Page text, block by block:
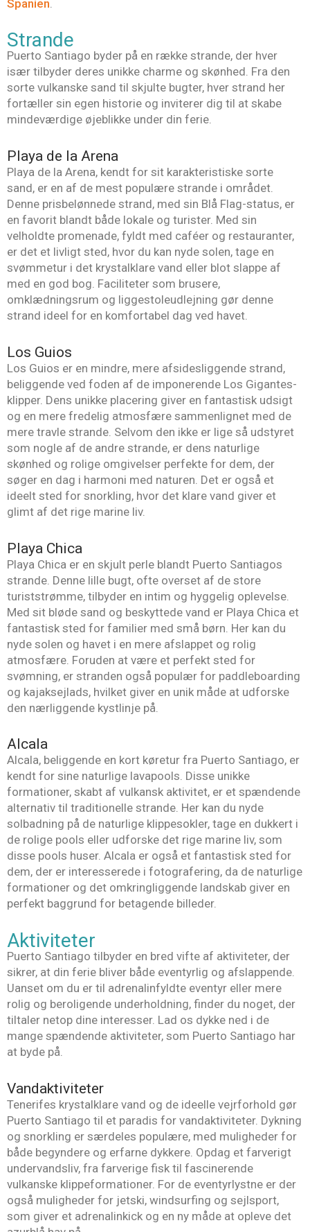
Spanien
Strande
Puerto Santiago byder på en række strande, der hver
især tilbyder deres unikke charme og skønhed. Fra den
sorte vulkanske sand til skjulte bugter, hver strand her
fortæller sin egen historie og inviterer dig til at skabe
mindeværdige øjeblikke under din ferie.
Playa de la Arena
Playa de la Arena, kendt for sit karakteristiske sorte
sand, er en af de mest populære strande i området.
Denne prisbelønnede strand, med sin Blå Flag-status, er
en favorit blandt både lokale og turister. Med sin
velholdte promenade, fyldt med caféer og restauranter,
er det et livligt sted, hvor du kan nyde solen, tage en
svømmetur i det krystalklare vand eller blot slappe af
med en god bog. Faciliteter som brusere,
omklædningsrum og liggestoleudlejning gør denne
strand ideel for en komfortabel dag ved havet.
Los Guios
Los Guios er en mindre, mere afsidesliggende strand,
beliggende ved foden af de imponerende Los Gigantes-
klipper. Dens unikke placering giver en fantastisk udsigt
og en mere fredelig atmosfære sammenlignet med de
mere travle strande. Selvom den ikke er lige så udstyret
som nogle af de andre strande, er dens naturlige
skønhed og rolige omgivelser perfekte for dem, der
søger en dag i harmoni med naturen. Det er også et
ideelt sted for snorkling, hvor det klare vand giver et
glimt af det rige marine liv.
Playa Chica
Playa Chica er en skjult perle blandt Puerto Santiagos
strande. Denne lille bugt, ofte overset af de store
turiststrømme, tilbyder en intim og hyggelig oplevelse.
Med sit bløde sand og beskyttede vand er Playa Chica et
fantastisk sted for familier med små børn. Her kan du
nyde solen og havet i en mere afslappet og rolig
atmosfære. Foruden at være et perfekt sted for
svømning, er stranden også populær for paddleboarding
og kajaksejlads, hvilket giver en unik måde at udforske
den nærliggende kystlinje på.
Alcala
Alcala, beliggende en kort køretur fra Puerto Santiago, er
kendt for sine naturlige lavapools. Disse unikke
formationer, skabt af vulkansk aktivitet, er et spændende
alternativ til traditionelle strande. Her kan du nyde
solbadning på de naturlige klippesokler, tage en dukkert i
de rolige pools eller udforske det rige marine liv, som
disse pools huser. Alcala er også et fantastisk sted for
dem, der er interesserede i fotografering, da de naturlige
formationer og det omkringliggende landskab giver en
perfekt baggrund for betagende billeder.
Aktiviteter
Puerto Santiago tilbyder en bred vifte af aktiviteter, der
sikrer, at din ferie bliver både eventyrlig og afslappende.
Uanset om du er til adrenalinfyldte eventyr eller mere
rolig og beroligende underholdning, finder du noget, der
tiltaler netop dine interesser. Lad os dykke ned i de
mange spændende aktiviteter, som Puerto Santiago har
at byde på.
Vandaktiviteter
Tenerifes krystalklare vand og de ideelle vejrforhold gør
Puerto Santiago til et paradis for vandaktiviteter. Dykning
og snorkling er særdeles populære, med muligheder for
både begyndere og erfarne dykkere. Opdag et farverigt
undervandsliv, fra farverige fisk til fascinerende
vulkanske klippeformationer. For de eventyrlystne er der
også muligheder for jetski, windsurfing og sejlsport,
som giver et adrenalinkick og en ny måde at opleve det